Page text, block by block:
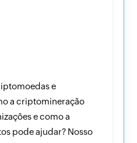
e
a criptomineração
e como a
pode ajudar? Nosso